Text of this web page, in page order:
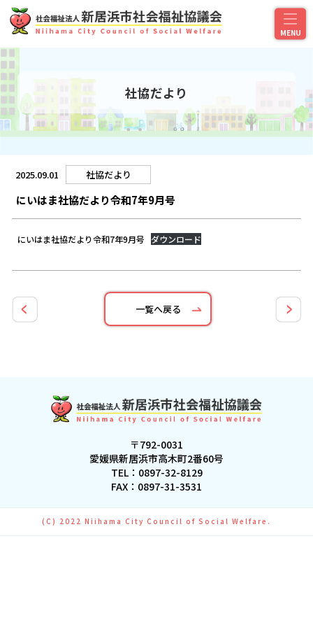
社協だより
2025.09.01 社協だより
にいはま社協だより令和7年9月号
にいはま社協だより令和7年9月号 ダウンロード
一覧へ戻る
〒792-0031
愛媛県新居浜市高木町2番60号
TEL： 0897-32-8129
FAX：0897-31-3531
(C) 2022 Niihama City Council of Social Welfare.